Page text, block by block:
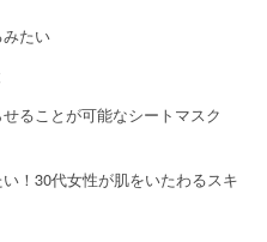
たい
ることが可能なシートマスク
！30代女性が肌をいたわるスキ